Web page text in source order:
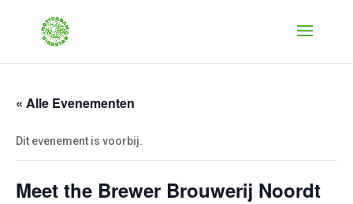
« Alle Evenementen
Dit evenement is voorbij.
Meet the Brewer Brouwerij Noordt